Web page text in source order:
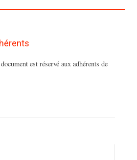
est réservé aux adhérents de